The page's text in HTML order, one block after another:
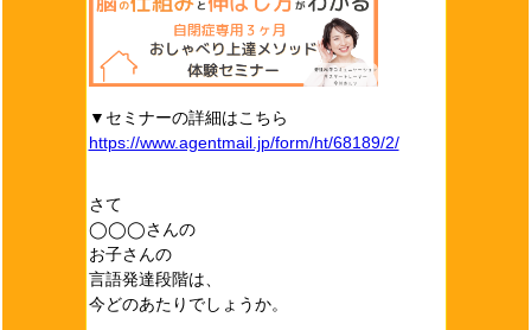
▼セミナーの詳細はこちら
https://www.agentmail.jp/form/ht/68189/2/
さて
◯◯◯さんの
お子さんの
言語発達段階は、
今どのあたりでしょうか。